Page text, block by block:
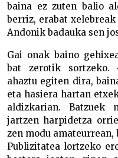
baina ez zuten balio
berriz, erabat
Andonik badauka sen
Gai onak baino
bat zerotik sortzeko.
ahaztu egiten dira,
eta hasiera hartan
aldizkarian. Batzuek
jartzen harpidetza
zen modu amateurrean,
Publizitatea lortzeko